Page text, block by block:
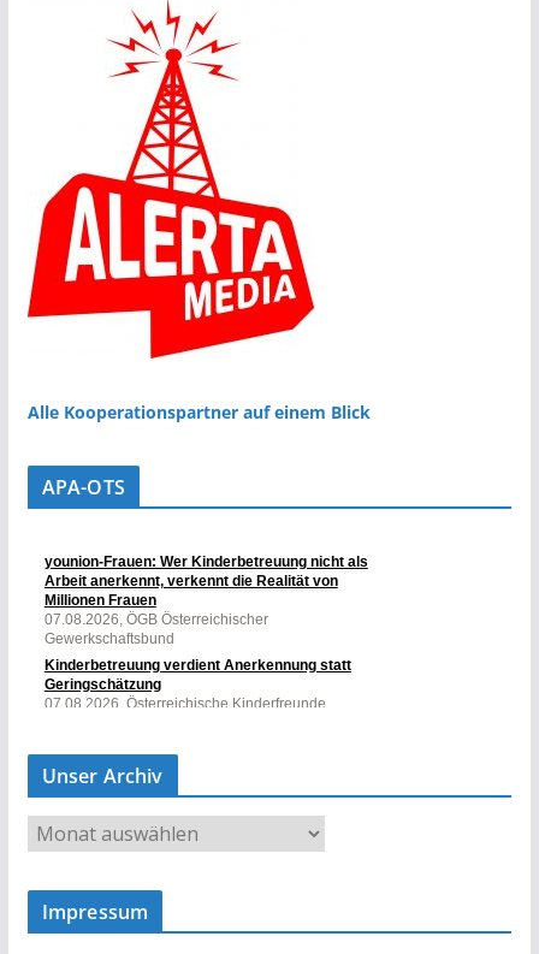
Alle Kooperationspartner auf einem Blick
APA-OTS
Unser Archiv
U
s
Impressum